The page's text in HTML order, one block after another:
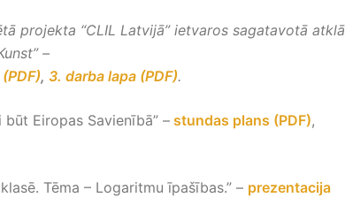
projekta “CLIL Latvijā” ietvaros sagatavotā
–
, 3. darba lapa (PDF).
Eiropas Savienībā” –stundas plans (PDF),
Tēma – Logaritmu īpašības.” – prezentacija